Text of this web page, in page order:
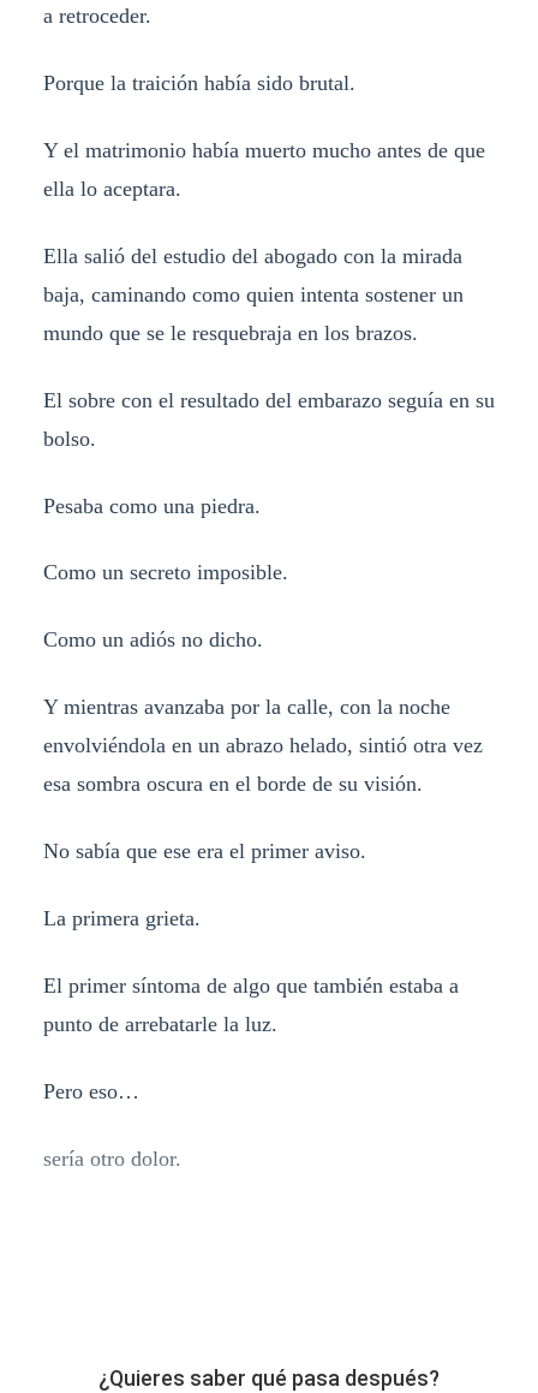
a retroceder.
Porque la traición había sido brutal.
Y el matrimonio había muerto mucho antes de que
ella lo aceptara.
Ella salió del estudio del abogado con la mirada
baja, caminando como quien intenta sostener un
mundo que se le resquebraja en los brazos.
El sobre con el resultado del embarazo seguía en su
bolso.
Pesaba como una piedra.
Como un secreto imposible.
Como un adiós no dicho.
Y mientras avanzaba por la calle, con la noche
envolviéndola en un abrazo helado, sintió otra vez
esa sombra oscura en el borde de su visión.
No sabía que ese era el primer aviso.
La primera grieta.
El primer síntoma de algo que también estaba a
punto de arrebatarle la luz.
Pero eso…
sería otro dolor.
¿Quieres saber qué pasa después?